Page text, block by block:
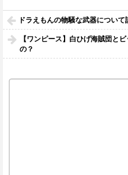
ドラえもんの物騒な武器について
【ワンピース】白ひげ海賊団と
の？